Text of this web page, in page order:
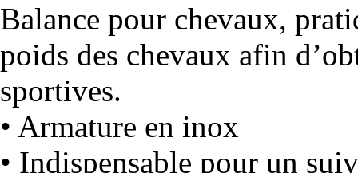
Balance pour chevaux,
poids des chevaux afin
sportives.
• Armature en inox
• Indispensable pour un